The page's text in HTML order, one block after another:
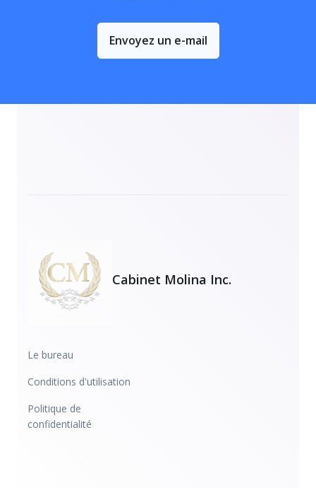
Envoyez un e-mail
Cabinet Molina Inc.
Le bureau
Conditions d'utilisation
Politique de
confidentialité